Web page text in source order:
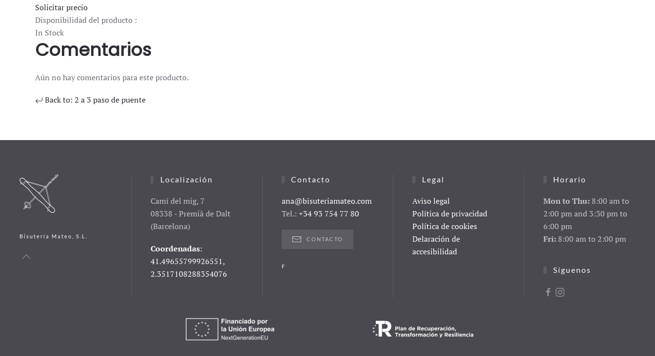
Solicitar precio
Disponibilidad del producto :
In Stock
Comentarios
Aún no hay comentarios para este producto.
Back to: 2 a 3 paso de puente
Bisutería Mateo, S.L.
Localización
Camí del mig, 7
08338 - Premià de Dalt
(Barcelona)
Coordenadas:
41.49655799926551,
2.3517108288354076
Contacto
ana@bisuteriamateo.com
Tel.: +34 93 754 77 80
CONTACTO
F
Legal
Aviso legal
Política de privacidad
Política de cookies
Delaración de
accesibilidad
Horario
Mon to Thu: 8:00 am to
2:00 pm and 3:30 pm to
6:00 pm
Fri: 8:00 am to 2:00 pm
Síguenos